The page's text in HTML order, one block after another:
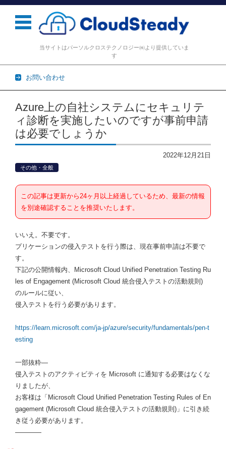
当サイトはパーソルクロステクノロジー㈱より提供していま
す
お問い合わせ
コンテンツに移動
Azure上の自社システムにセキュリテ
ィ診断を実施したいのですが事前申請
は必要でしょうか
2022年12月21日
その他・全般
この記事は更新から24ヶ月以上経過しているため、最新の情報
を別途確認することを推奨いたします。
いいえ。不要です。
プリケーションの侵入テストを行う際は、現在事前申請は不要で
す。
下記の公開情報内、Microsoft Cloud Unified Penetration Testing Ru
les of Engagement (Microsoft Cloud 統合侵入テストの活動規則)
のルールに従い、
侵入テストを行う必要があります。
https://learn.microsoft.com/ja-jp/azure/security/fundamentals/pen-t
esting
一部抜粋—
侵入テストのアクティビティを Microsoft に通知する必要はなくな
りましたが、
お客様は「Microsoft Cloud Unified Penetration Testing Rules of En
gagement (Microsoft Cloud 統合侵入テストの活動規則)」に引き続
き従う必要があります。
————